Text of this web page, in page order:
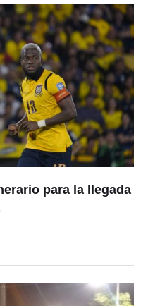
para la llegada